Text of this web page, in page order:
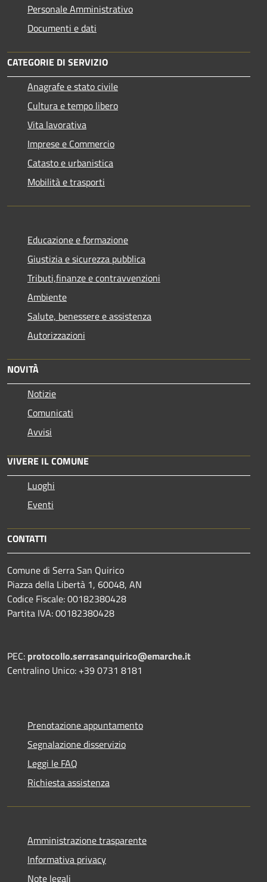
Personale Amministrativo
Documenti e dati
CATEGORIE DI SERVIZIO
Anagrafe e stato civile
Cultura e tempo libero
Vita lavorativa
Imprese e Commercio
Catasto e urbanistica
Mobilità e trasporti
Educazione e formazione
Giustizia e sicurezza pubblica
Tributi,finanze e contravvenzioni
Ambiente
Salute, benessere e assistenza
Autorizzazioni
NOVITÀ
Notizie
Comunicati
Avvisi
VIVERE IL COMUNE
Luoghi
Eventi
CONTATTI
Comune di Serra San Quirico
Piazza della Libertà 1, 60048, AN
Codice Fiscale: 00182380428
Partita IVA: 00182380428
PEC: protocollo.serrasanquirico@emarche.it
Centralino Unico: +39 0731 8181
Prenotazione appuntamento
Segnalazione disservizio
Leggi le FAQ
Richiesta assistenza
Amministrazione trasparente
Informativa privacy
Note legali